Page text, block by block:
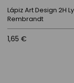
Lápiz Art Design 2H
Rembrandt
1,65 €